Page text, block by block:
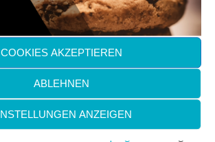
COOKIES AKZEPTIEREN
ABLEHNEN
ANZEIGEN
sind Social Plugins des sozialen
Instagram, LinkedIn und Twitter
Plugins erkennen Sie an dem
Eine Übersicht über die Facebook-
finden Sie hier: